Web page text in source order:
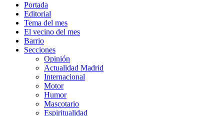
Portada
Editorial
Tema del mes
El vecino del mes
Barrio
Secciones
Opinión
Actualidad Madrid
Internacional
Motor
Humor
Mascotario
Espiritualidad